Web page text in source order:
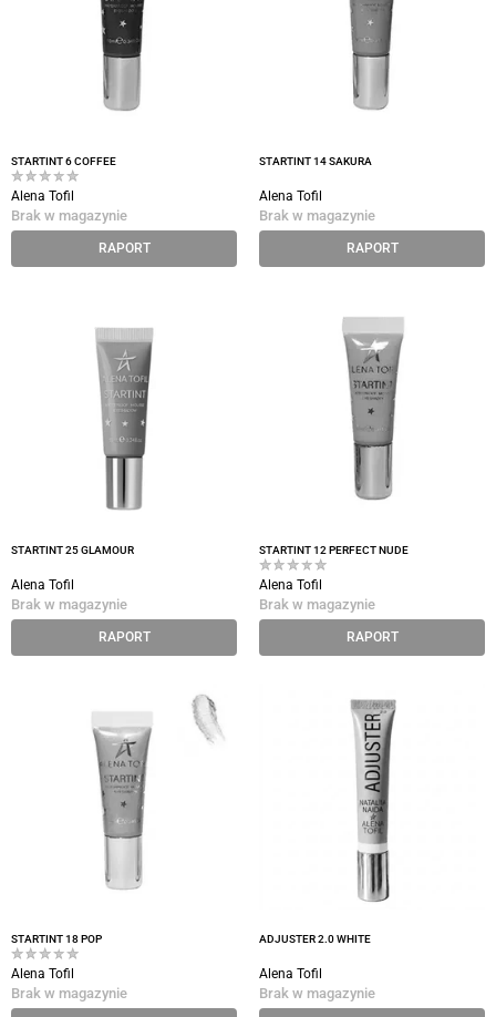
STARTINT 6 COFFEE
Alena Tofil
Brak w magazynie
RAPORT
STARTINT 14 SAKURA
Alena Tofil
Brak w magazynie
RAPORT
STARTINT 25 GLAMOUR
Alena Tofil
Brak w magazynie
RAPORT
STARTINT 12 PERFECT NUDE
Alena Tofil
Brak w magazynie
RAPORT
STARTINT 18 POP
Alena Tofil
Brak w magazynie
ADJUSTER 2.0 WHITE
Alena Tofil
Brak w magazynie